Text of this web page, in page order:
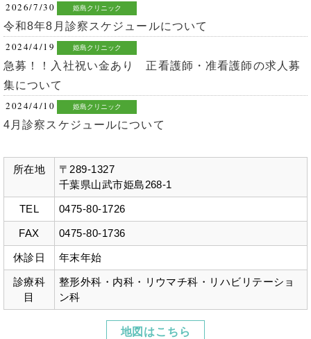
2026/7/30 姫島クリニック
令和8年8月診察スケジュールについて
2024/4/19 姫島クリニック
急募！！入社祝い金あり 正看護師・准看護師の求人募
集について
2024/4/10 姫島クリニック
4月診察スケジュールについて
8月診察スケジュールについて
姫島クリニック
【重要】内科診療についてのお知らせ
2023/6/30
7月診察スケジュールについて
2023/6/16 姫島クリニック
待合室がリニューアルされました！！
2023/5/5 姫島クリニック
【重要】5月8日からの内科診療について
所在地
〒289-1327
千葉県山武市姫島268-1
TEL 0475-80-1726
FAX 0475-80-1736
休診日 年末年始
診療科
目
整形外科・内科・リウマチ科・リハビリテーショ
ン科
地図はこちら